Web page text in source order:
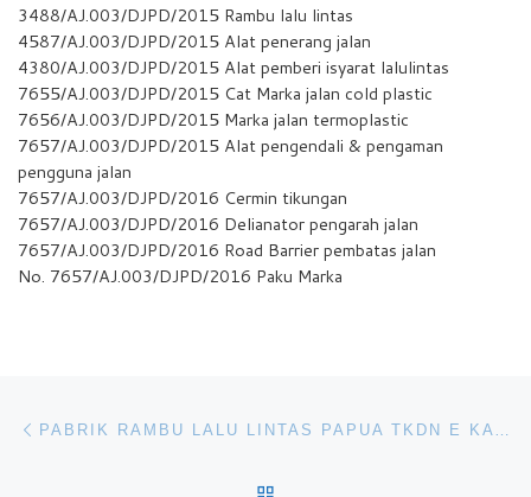
3488/AJ.003/DJPD/2015 Rambu lalu lintas
4587/AJ.003/DJPD/2015 Alat penerang jalan
4380/AJ.003/DJPD/2015 Alat pemberi isyarat lalulintas
7655/AJ.003/DJPD/2015 Cat Marka jalan cold plastic
7656/AJ.003/DJPD/2015 Marka jalan termoplastic
7657/AJ.003/DJPD/2015 Alat pengendali & pengaman
pengguna jalan
7657/AJ.003/DJPD/2016 Cermin tikungan
7657/AJ.003/DJPD/2016 Delianator pengarah jalan
7657/AJ.003/DJPD/2016 Road Barrier pembatas jalan
No. 7657/AJ.003/DJPD/2016 Paku Marka
Navigasi pos